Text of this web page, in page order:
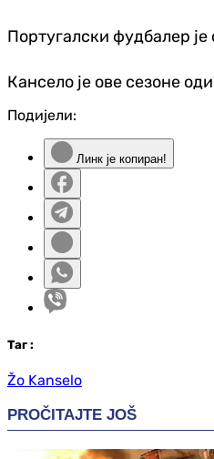
Португалски фудбалер
Кансело је ове сезоне
Подијели:
Линк је копиран!
Таг :
Žo Kanselo